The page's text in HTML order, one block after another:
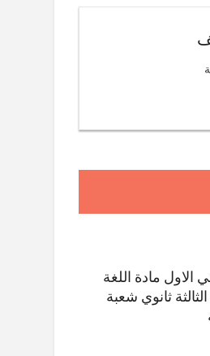
الاول مادة اللغة
ثانوي شعبة